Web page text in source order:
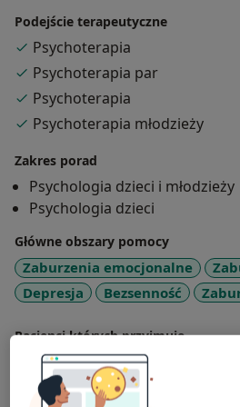
Podejście terapeutyczne
Psychoterapia
Psychoterapia par
Psychoterapia
Psychoterapia młodzieży
Zakres porad
Psychologia dzieci i młodzieży
Psychologia dzieci
Główne obszary pomocy
Zaburzenia emocjonalne
Depresja
Bezsenność
Pacjenci których przyjmuję
Dorośli
Dzieci